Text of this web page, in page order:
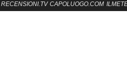
RECENSIONI.TV CAPOLUOGO.COM